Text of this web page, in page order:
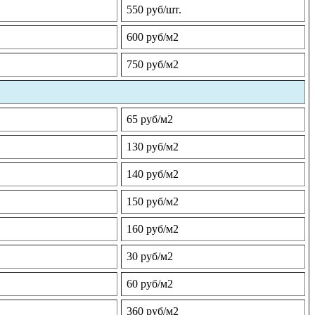
550 руб/шт.
600 руб/м2
750 руб/м2
65 руб/м2
130 руб/м2
140 руб/м2
150 руб/м2
160 руб/м2
30 руб/м2
60 руб/м2
360 руб/м2